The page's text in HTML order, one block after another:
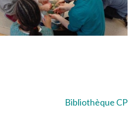
Bibliothèque CP